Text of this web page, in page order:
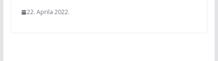
22. Aprila 2022.